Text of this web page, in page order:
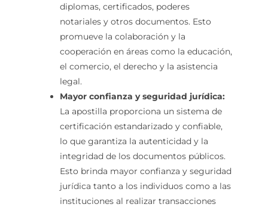
diplomas, certificados, poderes
notariales y otros documentos. Esto
promueve la colaboración y la
cooperación en áreas como la educación,
el comercio, el derecho y la asistencia
legal.
Mayor confianza y seguridad jurídica:
La apostilla proporciona un sistema de
certificación estandarizado y confiable,
lo que garantiza la autenticidad y la
integridad de los documentos públicos.
Esto brinda mayor confianza y seguridad
jurídica tanto a los individuos como a las
instituciones al realizar transacciones